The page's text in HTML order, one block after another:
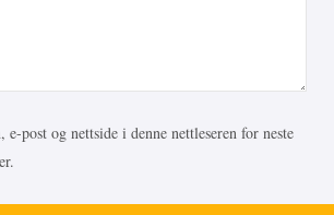
post og nettside i denne nettleseren for neste